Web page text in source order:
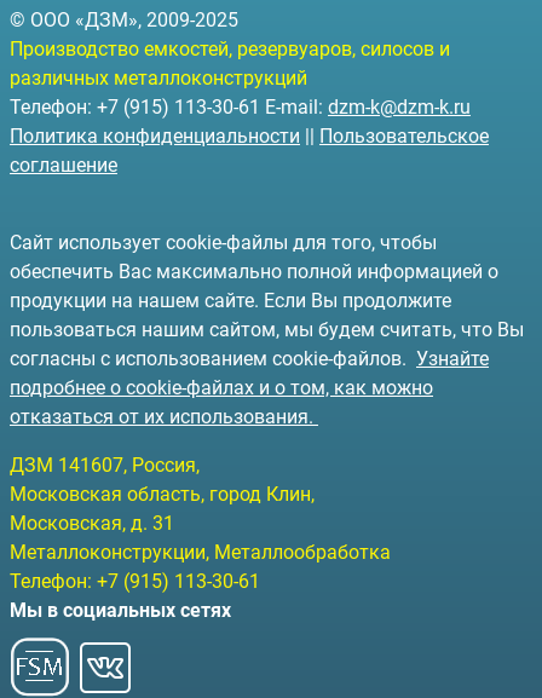
© ООО «ДЗМ», 2009-2025
Производство емкостей, резервуаров, силосов и
различных металлоконструкций
Телефон: +7 (915) 113-30-61 E-mail: dzm-k@dzm-k.ru
Политика конфиденциальности || Пользовательское
соглашение
Сайт использует cookie-файлы для того, чтобы
обеспечить Вас максимально полной информацией о
продукции на нашем сайте. Если Вы продолжите
пользоваться нашим сайтом, мы будем считать, что Вы
согласны с использованием cookie-файлов. Узнайте
подробнее о cookie-файлах и о том, как можно
отказаться от их использования.
ДЗМ 141607, Россия,
Московская область, город Клин,
Московская, д. 31
Металлоконструкции, Металлообработка
Телефон: +7 (915) 113-30-61
Мы в социальных сетях